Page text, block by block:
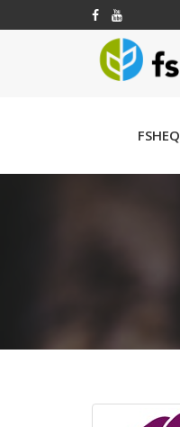
FSHEQ